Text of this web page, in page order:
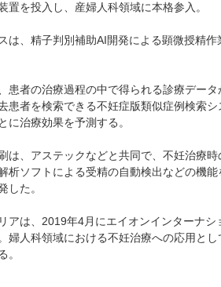
置を投入し、産婦人科領域に本格参入。
は、精子判別補助AI開発による顕微授精
患者の治療過程の中で得られる診療デー
患者を検索できる不妊症版類似症例検索
に治療効果を予測する。
は、アステックなどと共同で、不妊治療
析ソフトによる受精の自動検出などの機
した。
アは、2019年4月にエイオンインターナ
婦人科領域における不妊治療への応用と
。